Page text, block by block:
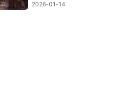
力暢玩新英雄！
2026-01-14